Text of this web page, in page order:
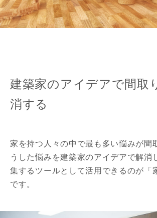
建築家のアイデアで間取
消する
家を持つ人々の中で最も多い悩みが間
うした悩みを建築家のアイデアで解消
集するツールとして活用できるのが「
です。